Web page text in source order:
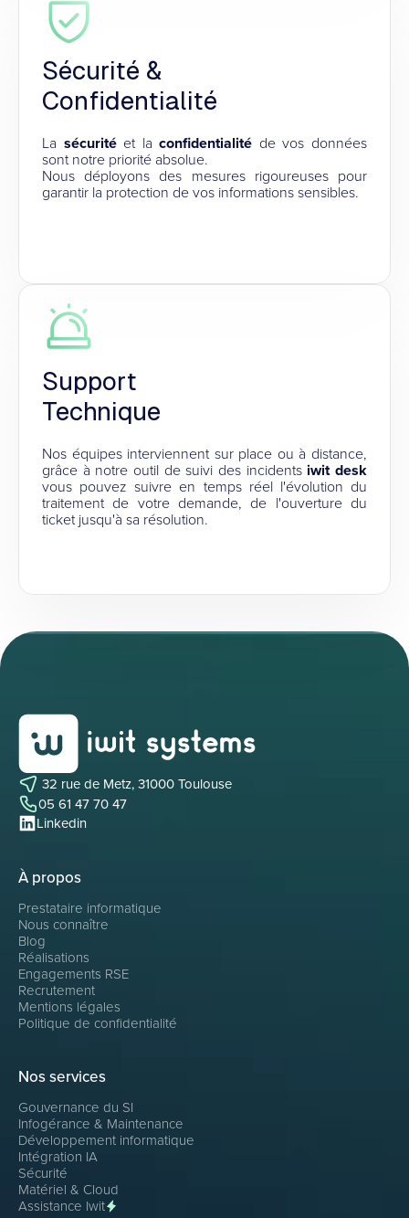
Sécurité &
Confidentialité
La sécuritéet laconfidentialité de vos données
sont notre priorité absolue.
Nous déployons des mesures rigoureuses pour
garantir la protection de vos informations sensibles.
Support
Technique
Nos équipes interviennent sur place ou à distance,
grâce à notre outil de suivi des incidents iwit desk
vous pouvez suivre en temps réel l'évolution du
traitement de votre demande, de l'ouverture du
ticket jusqu'à sa résolution.
32 rue de Metz, 31000 Toulouse
05 61 47 70 47
Linkedin
À propos
Prestataire informatique
Nous connaître
Blog
Réalisations
Engagements RSE
Recrutement
Mentions légales
Politique de confidentialité
Nos services
Gouvernance du SI
Infogérance & Maintenance
Développement informatique
Intégration IA
Sécurité
Matériel & Cloud
Assistance Iwit